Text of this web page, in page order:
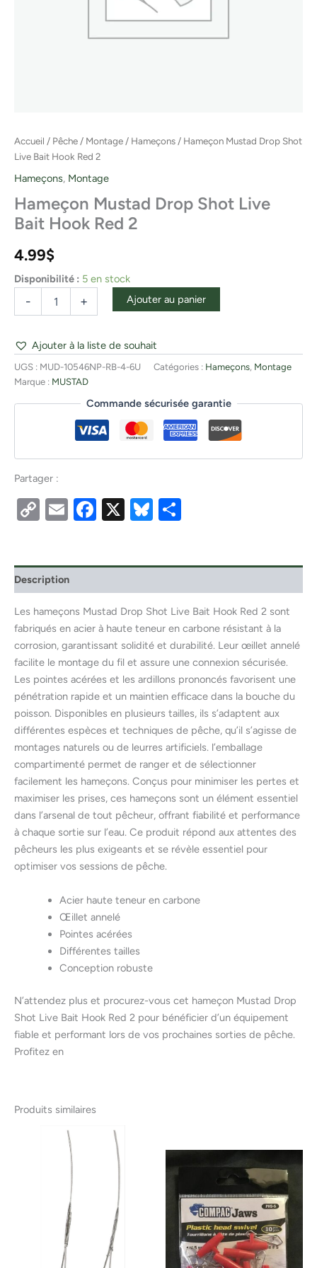
Accueil / Pêche / Montage / Hameçons / Hameçon Mustad Drop Shot
Live Bait Hook Red 2
Hameçons, Montage
Hameçon Mustad Drop Shot Live
Bait Hook Red 2
4.99$
Disponibilité : 5 en stock
- + Ajouter au panier
Ajouter à la liste de souhait
UGS : MUD-10546NP-RB-4-6U Catégories : Hameçons, Montage
Marque : MUSTAD
Commande sécurisée garantie
Partager :
CopyEmailFacebook
X Bluesky
Description
Les hameçons Mustad Drop Shot Live Bait Hook Red 2 sont
fabriqués en acier à haute teneur en carbone résistant à la
corrosion, garantissant solidité et durabilité. Leur œillet annelé
facilite le montage du fil et assure une connexion sécurisée.
Les pointes acérées et les ardillons prononcés favorisent une
pénétration rapide et un maintien efficace dans la bouche du
poisson. Disponibles en plusieurs tailles, ils s’adaptent aux
différentes espèces et techniques de pêche, qu’il s’agisse de
montages naturels ou de leurres artificiels. l’emballage
compartimenté permet de ranger et de sélectionner
facilement les hameçons. Conçus pour minimiser les pertes et
maximiser les prises, ces hameçons sont un élément essentiel
dans l’arsenal de tout pêcheur, offrant fiabilité et performance
à chaque sortie sur l’eau. Ce produit répond aux attentes des
pêcheurs les plus exigeants et se révèle essentiel pour
optimiser vos sessions de pêche.
Acier haute teneur en carbone
Œillet annelé
Pointes acérées
Différentes tailles
Conception robuste
N’attendez plus et procurez-vous cet hameçon Mustad Drop
Shot Live Bait Hook Red 2 pour bénéficier d’un équipement
fiable et performant lors de vos prochaines sorties de pêche.
Profitez en
Produits similaires